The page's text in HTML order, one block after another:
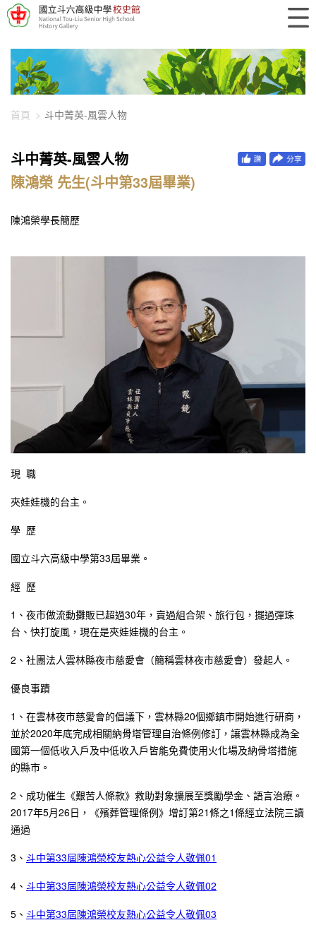
448-1574
首頁 斗中菁英-風雲人物
斗中菁英-風雲人物
陳鴻榮 先生(斗中第33屆畢業)
陳鴻榮學長簡歷
現 職
夾娃娃機的台主。
學 歷
國立斗六高級中學第33屆畢業。
經 歷
1、夜市做流動攤販已超過30年，賣過組合架、旅行包，擺過彈珠
台、快打旋風，現在是夾娃娃機的台主。
2、社團法人雲林縣夜市慈愛會（簡稱雲林夜市慈愛會）發起人。
優良事蹟
1、在雲林夜市慈愛會的倡議下，雲林縣20個鄉鎮市開始進行研商，
並於2020年底完成相關納骨塔管理自治條例修訂，讓雲林縣成為全
國第一個低收入戶及中低收入戶皆能免費使用火化場及納骨塔措施
的縣市。
2、成功催生《艱苦人條款》救助對象擴展至獎勵學金、語言治療。
2017年5月26日，《殯葬管理條例》增訂第21條之1條經立法院三讀
通過
3、 斗中第33屆陳鴻榮校友熱心公益令人敬佩01
4、 斗中第33屆陳鴻榮校友熱心公益令人敬佩02
5、 斗中第33屆陳鴻榮校友熱心公益令人敬佩03